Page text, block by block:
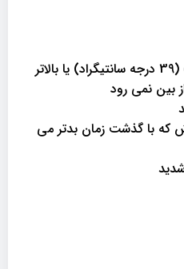
بین نمی رود
که با گذشت زمان بدتر می